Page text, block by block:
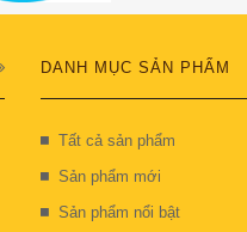
DANH MỤC SẢN PHẨM
Tất cả sản phẩm
Sản phẩm mới
Sản phẩm nổi bật